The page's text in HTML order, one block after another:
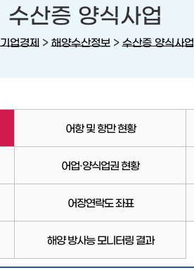
수산증 양식사업
기업경제> 해양수산정보 > 수산증 양식사업
어항 및 항만 현황
어업·양식업권 현황
어장연락도 좌표
해양 방사능 모니터링 결과